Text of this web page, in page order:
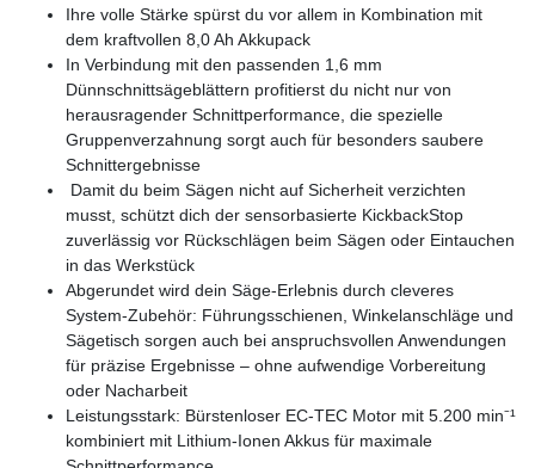
Ihre volle Stärke spürst du vor allem in Kombination mit
dem kraftvollen 8,0 Ah Akkupack
In Verbindung mit den passenden 1,6 mm
Dünnschnittsägeblättern profitierst du nicht nur von
herausragender Schnittperformance, die spezielle
Gruppenverzahnung sorgt auch für besonders saubere
Schnittergebnisse
Damit du beim Sägen nicht auf Sicherheit verzichten
musst, schützt dich der sensorbasierte KickbackStop
zuverlässig vor Rückschlägen beim Sägen oder Eintauchen
in das Werkstück
Abgerundet wird dein Säge-Erlebnis durch cleveres
System-Zubehör: Führungsschienen, Winkelanschläge und
Sägetisch sorgen auch bei anspruchsvollen Anwendungen
für präzise Ergebnisse – ohne aufwendige Vorbereitung
oder Nacharbeit
Leistungsstark: Bürstenloser EC-TEC Motor mit 5.200 min⁻¹
kombiniert mit Lithium-Ionen Akkus für maximale